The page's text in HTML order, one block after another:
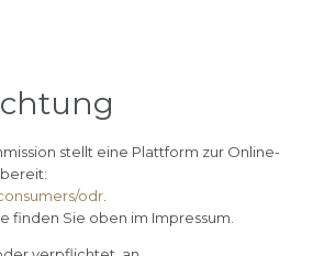
stellt eine Plattform zur Online-
odr
finden Sie oben im Impressum.